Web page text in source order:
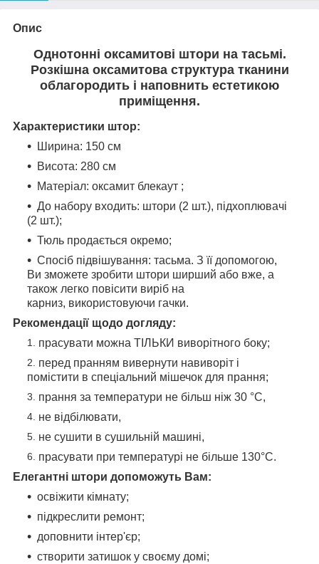
Опис
Однотонні оксамитові штори на тасьмі.
Розкішна оксамитова структура тканини
облагородить і наповнить естетикою
приміщення.
Характеристики штор:
Ширина: 150 см
Висота: 280 см
Матеріал: оксамит блекаут ;
До набору входить: штори (2 шт.), підхоплювачі
(2 шт.);
Тюль продається окремо;
Спосіб підвішування: тасьма. З її допомогою,
Ви зможете зробити штори ширший або вже, а
також легко повісити виріб на
карниз, використовуючи гачки.
Рекомендації щодо догляду:
прасувати можна ТІЛЬКИ виворітного боку;
перед пранням вивернути навиворіт і
помістити в спеціальний мішечок для прання;
прання за температури не більш ніж 30 °C,
не відбілювати,
не сушити в сушильній машині,
прасувати при температурі не більше 130°C.
Елегантні штори допоможуть Вам:
освіжити кімнату;
підкреслити ремонт;
доповнити інтер'єр;
створити затишок у своєму домі;